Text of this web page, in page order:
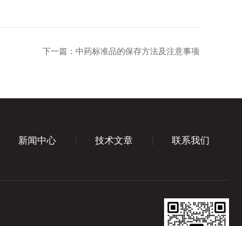
下一篇： 中药标准品的保存方法及注意事项
新闻中心 技术文章 联系我们